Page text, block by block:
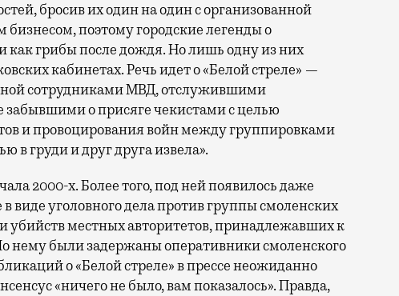
бросив их один на один с организованной
поэтому городские легенды о
как грибы после дождя. Но лишь одну из них
кабинетах. Речь идет о «Белой стреле» —
сотрудниками МВД, отслужившими
о присяге чекистами с целью
и провоцирования войн между группировками
в груди и друг друга извела».
2000-х. Более того, под ней появилось даже
виде уголовного дела против группы смоленских
убийств местных авторитетов, принадлежавших к
нему были задержаны оперативники смоленского
о «Белой стреле» в прессе неожиданно
«ничего не было, вам показалось». Правда,